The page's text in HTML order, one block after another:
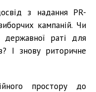
з надання PR-
кампаній. Чи
раті для
І знову риторичне
простору до